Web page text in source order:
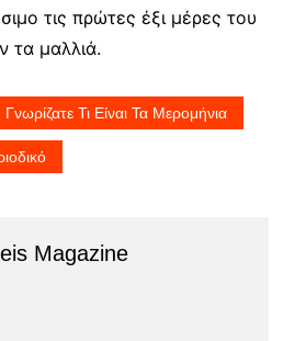
τις πρώτες έξι μέρες του
τα μαλλιά.
Γνωρίζατε Τι Είναι Τα Μερομήνια
Magazine